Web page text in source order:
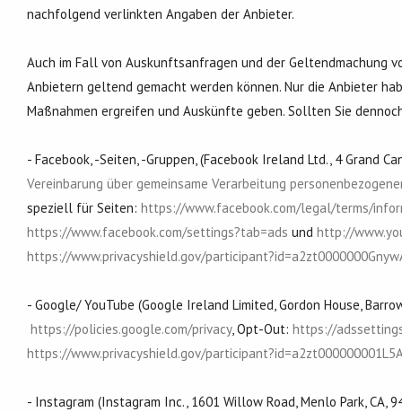
nachfolgend verlinkten Angaben der Anbieter.
Auch im Fall von Auskunftsanfragen und der Geltendmachung
Anbietern geltend gemacht werden können. Nur die Anbieter
Maßnahmen ergreifen und Auskünfte geben. Sollten Sie
- Facebook, -Seiten, -Gruppen, (Facebook Ireland Ltd., 4 Grand
Vereinbarung über gemeinsame Verarbeitung
speziell für Seiten: https://www.facebook.com/legal/terms/
https://www.facebook.com/settings?tab=ads und http://
https://www.privacyshield.gov/
- Google/ YouTube (Google Ireland Limited, Gordon House,
https://policies.google.com/privacy, Opt-Out: https://
https://www.privacyshield.gov/
- Instagram (Instagram Inc., 1601 Willow Road, Menlo Park, CA,